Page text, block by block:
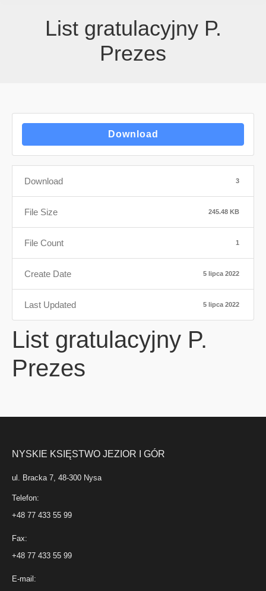
List gratulacyjny P.
Prezes
Download
Download 3
File Size 245.48 KB
File Count 1
Create Date 5 lipca 2022
Last Updated 5 lipca 2022
List gratulacyjny P.
Prezes
NYSKIE KSIĘSTWO JEZIOR I GÓR
ul. Bracka 7, 48-300 Nysa
Telefon:
+48 77 433 55 99
Fax:
+48 77 433 55 99
E-mail: